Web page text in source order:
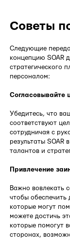
Советы
Следующие
концепцию SOAR
стратегического
персоналом:
Согласовывайте
Убедитесь, что
соответствуют
сотрудничая с
результаты SOAR
талантов и
Привлечение
Важно вовлекать
чтобы обеспечить
которые могут
можете достичь
которые помогут
сторонах,